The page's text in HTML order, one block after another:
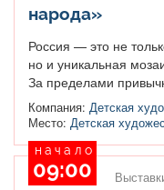
народа»
Россия — это не
но и уникальная
За пределами
Компания: Детская
Место: Детская
начало
09:00